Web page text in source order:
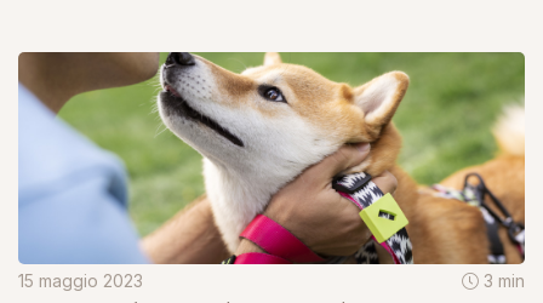
15 maggio 2023 3 min